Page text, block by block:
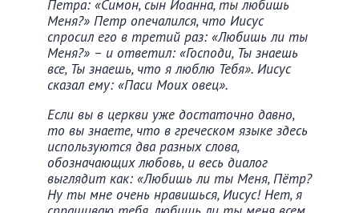
Петра: «Симон, сын Иоанна, ты любишь
Меня?» Петр опечалился, что Иисус
спросил его в третий раз: «Любишь ли ты
Меня?» – и ответил: «Господи, Ты знаешь
все, Ты знаешь, что я люблю Тебя». Иисус
сказал ему: «Паси Моих овец».
Если вы в церкви уже достаточно давно,
то вы знаете, что в греческом языке здесь
используются два разных слова,
обозначающих любовь, и весь диалог
выглядит как: «Любишь ли ты Меня, Пётр?
Ну ты мне очень нравишься, Иисус! Нет, я